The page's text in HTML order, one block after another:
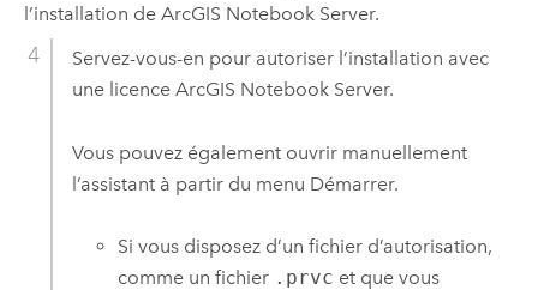
l’installation de ArcGIS Notebook Server.
Servez-vous-en pour autoriser l’installation avec
une licence ArcGIS Notebook Server.
Vous pouvez également ouvrir manuellement
l’assistant à partir du menu Démarrer.
Si vous disposez d’un fichier d’autorisation,
comme un fichier .prvc et que vous